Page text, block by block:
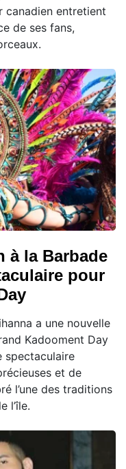
canadien entretient
de ses fans,
à la Barbade
pour
a une nouvelle
Kadooment Day
spectaculaire
et de
l’une des traditions
l’île.